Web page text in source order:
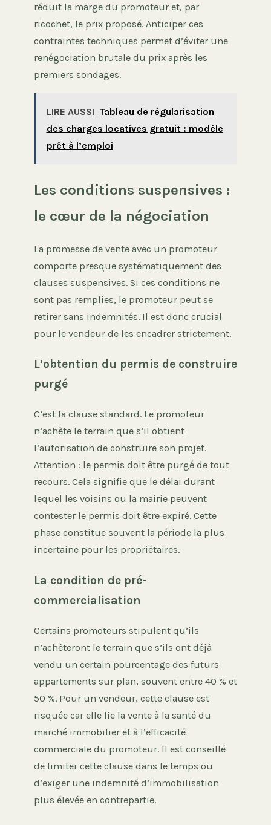
réduit la marge du promoteur et, par
ricochet, le prix proposé. Anticiper ces
contraintes techniques permet d’éviter une
renégociation brutale du prix après les
premiers sondages.
LIRE AUSSI Tableau de régularisation
des charges locatives gratuit : modèle
prêt à l’emploi
Les conditions suspensives :
le cœur de la négociation
La promesse de vente avec un promoteur
comporte presque systématiquement des
clauses suspensives. Si ces conditions ne
sont pas remplies, le promoteur peut se
retirer sans indemnités. Il est donc crucial
pour le vendeur de les encadrer strictement.
L’obtention du permis de construire
purgé
C’est la clause standard. Le promoteur
n’achète le terrain que s’il obtient
l’autorisation de construire son projet.
Attention : le permis doit être purgé de tout
recours. Cela signifie que le délai durant
lequel les voisins ou la mairie peuvent
contester le permis doit être expiré. Cette
phase constitue souvent la période la plus
incertaine pour les propriétaires.
La condition de pré-
commercialisation
Certains promoteurs stipulent qu’ils
n’achèteront le terrain que s’ils ont déjà
vendu un certain pourcentage des futurs
appartements sur plan, souvent entre 40 % et
50 %. Pour un vendeur, cette clause est
risquée car elle lie la vente à la santé du
marché immobilier et à l’efficacité
commerciale du promoteur. Il est conseillé
de limiter cette clause dans le temps ou
d’exiger une indemnité d’immobilisation
plus élevée en contrepartie.